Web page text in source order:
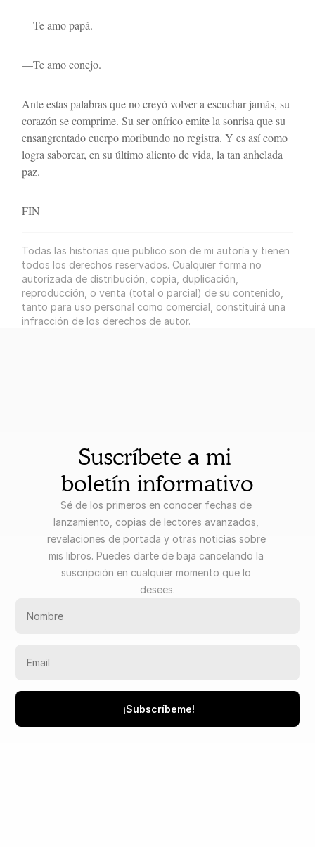
—Te amo papá.
—Te amo conejo.
Ante estas palabras que no creyó volver a escuchar jamás, su
corazón se comprime. Su ser onírico emite la sonrisa que su
ensangrentado cuerpo moribundo no registra. Y es así como
logra saborear, en su último aliento de vida, la tan anhelada
paz.
FIN
Todas las historias que publico son de mi autoría y tienen
todos los derechos reservados. Cualquier forma no
autorizada de distribución, copia, duplicación,
reproducción, o venta (total o parcial) de su contenido,
tanto para uso personal como comercial, constituirá una
infracción de los derechos de autor.
Suscríbete a mi
boletín informativo
Sé de los primeros en conocer fechas de
lanzamiento, copias de lectores avanzados,
revelaciones de portada y otras noticias sobre
mis libros. Puedes darte de baja cancelando la
suscripción en cualquier momento que lo
desees.